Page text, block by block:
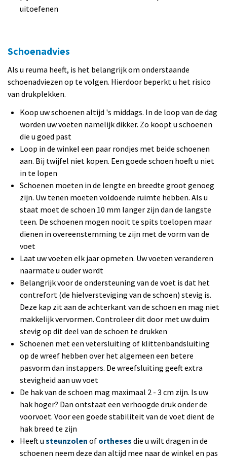
uitoefenen
Schoenadvies
Als u reuma heeft, is het belangrijk om onderstaande
schoenadviezen op te volgen. Hierdoor beperkt u het risico
van drukplekken.
Koop uw schoenen altijd 's middags. In de loop van de dag
worden uw voeten namelijk dikker. Zo koopt u schoenen
die u goed past
Loop in de winkel een paar rondjes met beide schoenen
aan. Bij twijfel niet kopen. Een goede schoen hoeft u niet
in te lopen
Schoenen moeten in de lengte en breedte groot genoeg
zijn. Uw tenen moeten voldoende ruimte hebben. Als u
staat moet de schoen 10 mm langer zijn dan de langste
teen. De schoenen mogen nooit te spits toelopen maar
dienen in overeenstemming te zijn met de vorm van de
voet
Laat uw voeten elk jaar opmeten. Uw voeten veranderen
naarmate u ouder wordt
Belangrijk voor de ondersteuning van de voet is dat het
contrefort (de hielversteviging van de schoen) stevig is.
Deze kap zit aan de achterkant van de schoen en mag niet
makkelijk vervormen. Controleer dit door met uw duim
stevig op dit deel van de schoen te drukken
Schoenen met een vetersluiting of klittenbandsluiting
op de wreef hebben over het algemeen een betere
pasvorm dan instappers. De wreefsluiting geeft extra
stevigheid aan uw voet
De hak van de schoen mag maximaal 2 - 3 cm zijn. Is uw
hak hoger? Dan ontstaat een verhoogde druk onder de
voorvoet. Voor een goede stabiliteit van de voet dient de
hak breed te zijn
Heeft u steunzolen of ortheses die u wilt dragen in de
schoenen neem deze dan altijd mee naar de winkel en pas